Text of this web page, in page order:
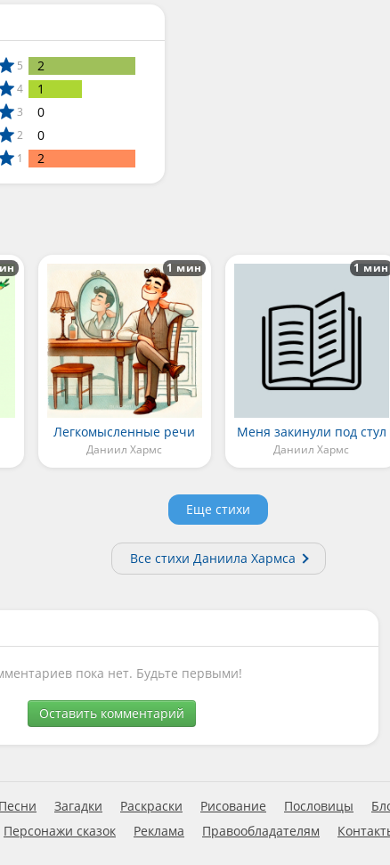
5 2
4 1
3 0
2 0
1 2
Легкомысленные речи
Даниил Хармс
1 мин
Меня закинули под стул
Даниил Хармс
1 мин
Еще стихи
Все стихи Даниила Хармса
пока нет. Будьте первыми!
Оставить комментарий
Песни Загадки Раскраски Рисование Пословицы
Персонажи сказок Реклама Правообладателям